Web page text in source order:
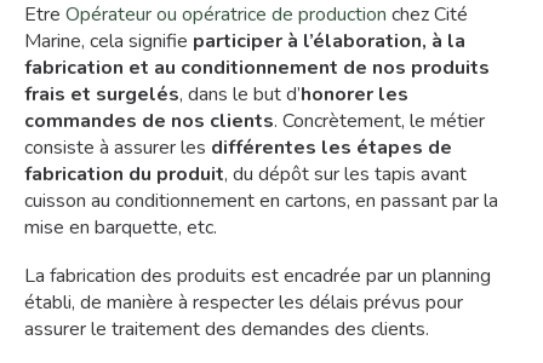
Etre Opérateur ou opératrice de production chez Cité
Marine, cela signifie participer à l’élaboration, à la
fabrication et au conditionnement de nos produits
frais et surgelés, dans le but d’honorer les
commandes de nos clients. Concrètement, le métier
consiste à assurer les différentes les étapes de
fabrication du produit, du dépôt sur les tapis avant
cuisson au conditionnement en cartons, en passant par la
mise en barquette, etc.
La fabrication des produits est encadrée par un planning
établi, de manière à respecter les délais prévus pour
assurer le traitement des demandes des clients.